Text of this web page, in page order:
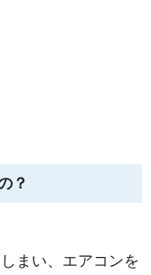
？
まい、エアコンを